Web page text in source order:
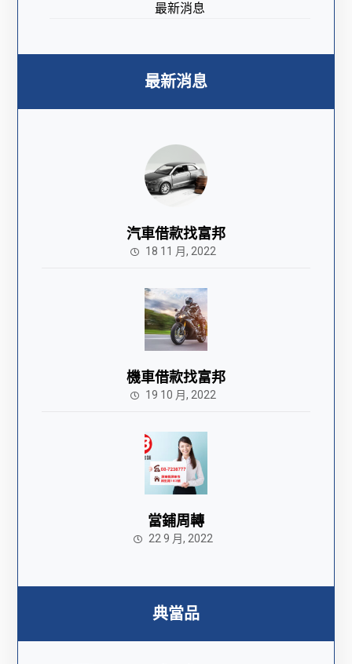
最新消息
最新消息
汽車借款找富邦
18 11 月, 2022
機車借款找富邦
19 10 月, 2022
當鋪周轉
22 9 月, 2022
典當品